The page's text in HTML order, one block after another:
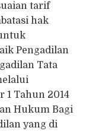
tarif
hak
Pengadilan
Tata
1 Tahun 2014
Hukum Bagi
yang di